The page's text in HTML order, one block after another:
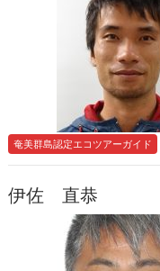
奄美群島認定エコツアーガイド
伊佐 直恭